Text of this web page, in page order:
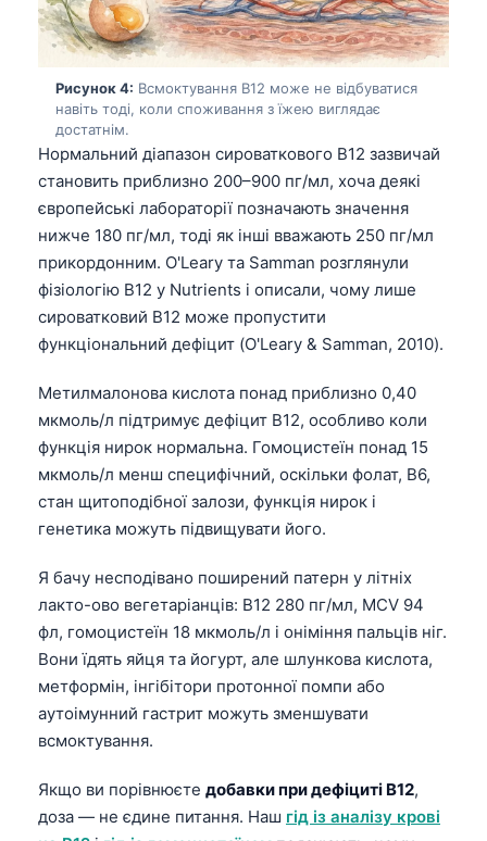
Рисунок 4: Всмоктування B12 може не відбуватися
навіть тоді, коли споживання з їжею виглядає
достатнім.
Нормальний діапазон сироваткового B12 зазвичай
становить приблизно 200–900 пг/мл, хоча деякі
європейські лабораторії позначають значення
нижче 180 пг/мл, тоді як інші вважають 250 пг/мл
прикордонним. O'Leary та Samman розглянули
фізіологію B12 у Nutrients і описали, чому лише
сироватковий B12 може пропустити
функціональний дефіцит (O'Leary & Samman, 2010).
Метилмалонова кислота понад приблизно 0,40
мкмоль/л підтримує дефіцит B12, особливо коли
функція нирок нормальна. Гомоцистеїн понад 15
мкмоль/л менш специфічний, оскільки фолат, B6,
стан щитоподібної залози, функція нирок і
генетика можуть підвищувати його.
Я бачу несподівано поширений патерн у літніх
лакто-ово вегетаріанців: B12 280 пг/мл, MCV 94
фл, гомоцистеїн 18 мкмоль/л і оніміння пальців ніг.
Вони їдять яйця та йогурт, але шлункова кислота,
метформін, інгібітори протонної помпи або
аутоімунний гастрит можуть зменшувати
всмоктування.
Якщо ви порівнюєте добавки при дефіциті B12,
доза — не єдине питання. Наш гід із аналізу крові